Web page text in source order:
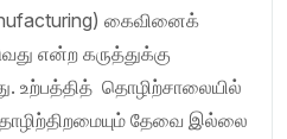
கைவினைக்
என்ற கருத்துக்கு
உற்பத்தித் தொழிற்சாலையில்
தேவை இல்லை